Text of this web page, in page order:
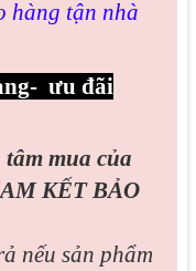
hàng tận nhà
ưu đãi
mua của
KẾT BẢO
nếu sản phẩm